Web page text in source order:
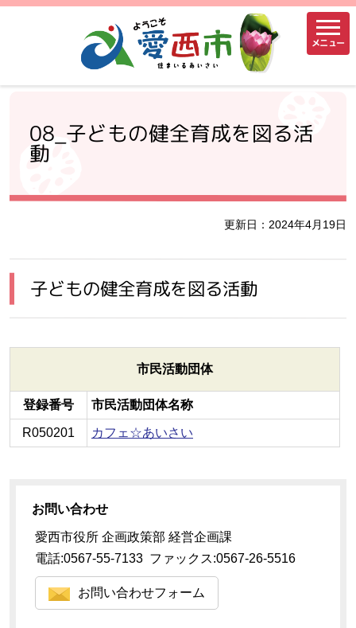
メニュー
08_子どもの健全育成を図る活
動
更新日：2024年4月19日
子どもの健全育成を図る活動
市民活動団体
登録番号 市民活動団体名称
R050201 カフェ☆あいさい
お問い合わせ
愛西市役所 企画政策部 経営企画課
電話:0567-55-7133 ファックス:0567-26-5516
お問い合わせフォーム